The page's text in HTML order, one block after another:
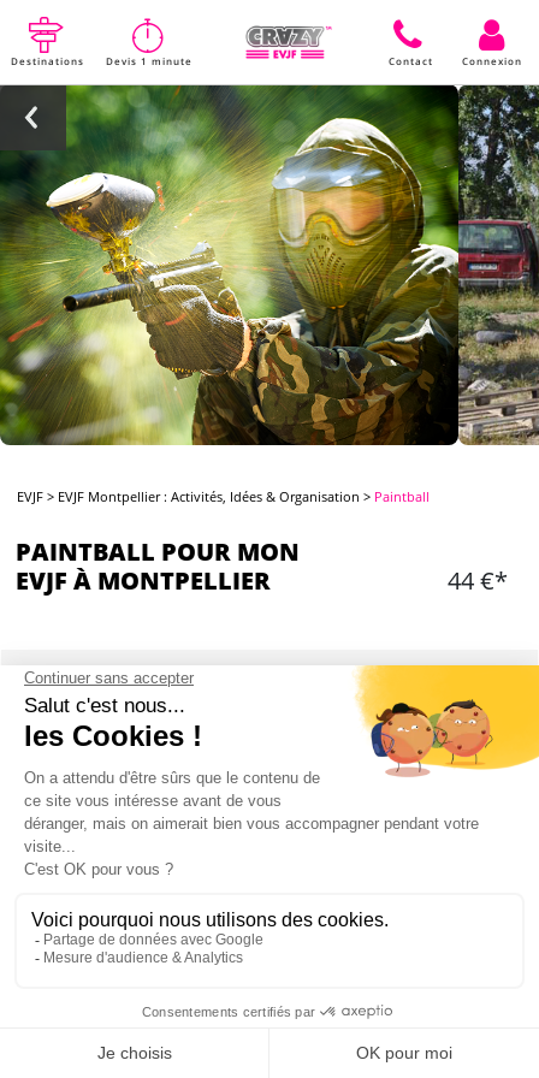
Destinations Devis 1 minute Contact Connexion
EVJF > EVJF Montpellier : Activités, Idées & Organisation > Paintball
PAINTBALL POUR MON
EVJF À MONTPELLIER
44 €*
CONTENU
300 billes par personne
1h de jeu environ
prévoir des vêtements de rechange!)
6 personnes minimum
PAINTBALL À MONTPELLIER : PRÉSENTATION
Mon EVJF à Montpellier